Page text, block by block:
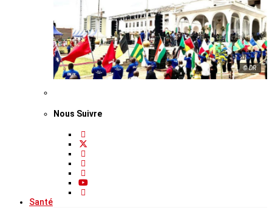
© DR
Nous Suivre
Santé